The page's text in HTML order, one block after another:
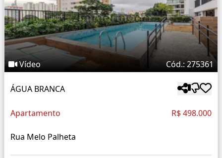
Vídeo Cód.: 275361
ÁGUA BRANCA
Apartamento R$ 498.000
Rua Melo Palheta